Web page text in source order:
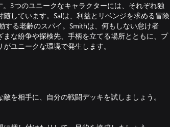
3つのユニークなキャラクターには、それぞれ独
しています。Salは、利益とリベンジを求める冒険
する老齢のスパイ。Smithは、何もしない怠け者
な紛争や探検先、手柄を立てる場所とともに、プ
ユニークな環境で発生します。
を相手に、自分の戦闘デッキを試しましょう。